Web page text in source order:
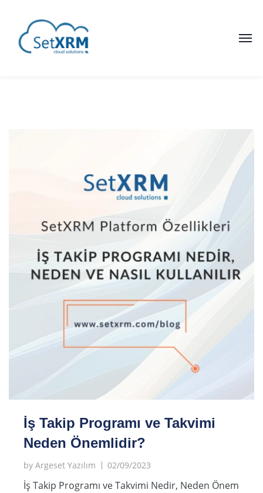
İş Takip Programı ve Takvimi
Neden Önemlidir?
by Argeset Yazılım 02/09/2023
İş Takip Programı ve Takvimi Nedir, Neden Önem